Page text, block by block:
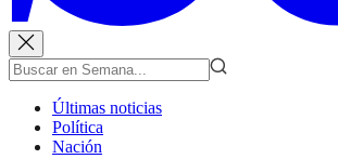
Últimas noticias
Política
Nación